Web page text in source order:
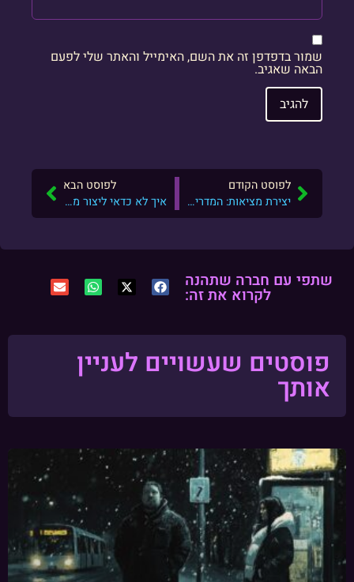
שמור בדפדפן זה את השם, האימייל והאתר שלי לפעם
הבאה שאגיב.
לפוסט הקודם
יצירת מציאות: המדריך המעשי מניסיון אישי – איך מחשבות הופכות למציאות
לפוסט הבא
איך לא כדאי ליצור מציאות
שתפי עם חברה שתהנה
לקרוא את זה:
פוסטים שעשויים לעניין
אותך